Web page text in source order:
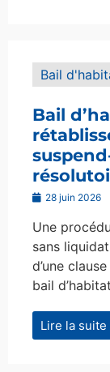
Bail
Bail
28 juin 2026
Une
sans
d’une
bail
Lire la